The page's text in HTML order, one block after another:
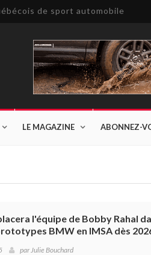
de sport automobile
LE MAGAZINE ABONNEZ-
l'équipe de Bobby Rahal
BMW en IMSA dès
parJulie Bouchard